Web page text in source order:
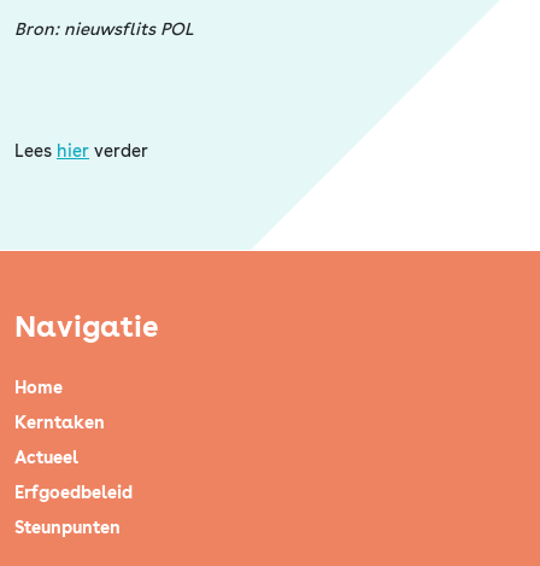
Bron: nieuwsflits POL
Lees hier verder
Navigatie
Home
Kerntaken
Actueel
Erfgoedbeleid
Steunpunten